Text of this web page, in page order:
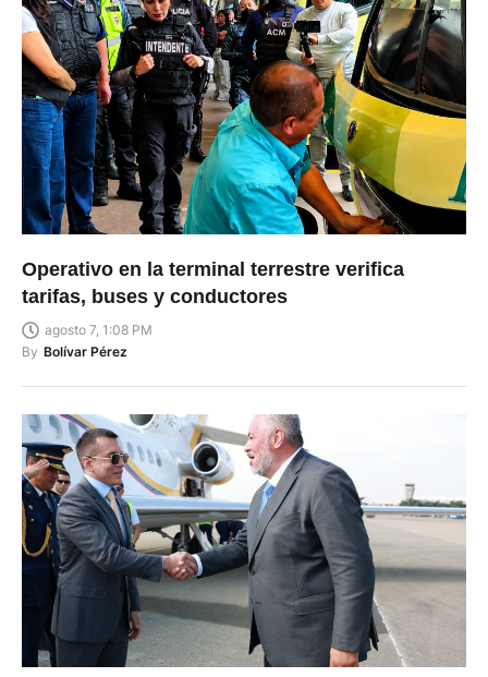
Operativo en la terminal terrestre verifica
tarifas, buses y conductores
agosto 7, 1:08 PM
By Bolívar Pérez